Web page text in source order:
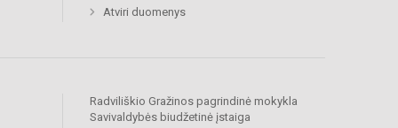
Atviri duomenys
Radviliškio Gražinos pagrindinė mokykla
Savivaldybės biudžetinė įstaiga